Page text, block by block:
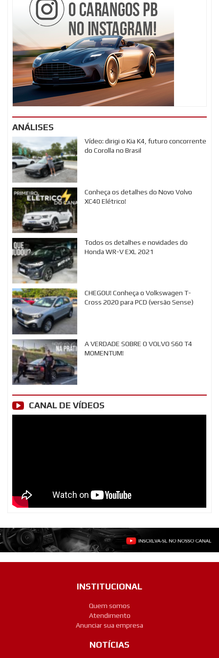
ANÁLISES
Vídeo: dirigi o Kia K4, futuro concorrente
do Corolla no Brasil
Conheça os detalhes do Novo Volvo
XC40 Elétrico!
Todos os detalhes e novidades do
Honda WR-V EXL 2021
CHEGOU! Conheça o Volkswagen T-
Cross 2020 para PCD (versão Sense)
A VERDADE SOBRE O VOLVO S60 T4
MOMENTUM!
CANAL DE VÍDEOS
INSTITUCIONAL
Quem somos
Atendimento
Anunciar sua empresa
NOTÍCIAS